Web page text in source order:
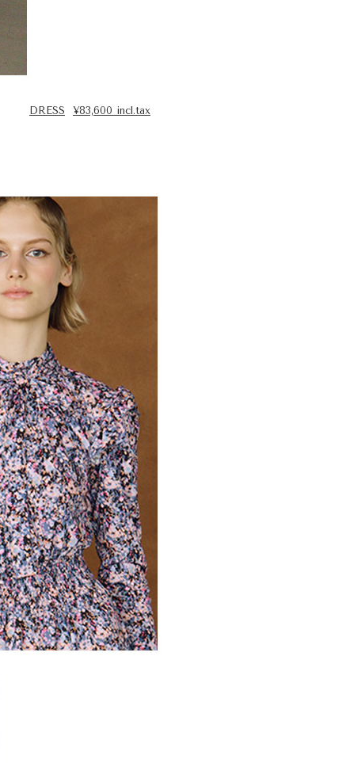
DRESS ¥83,600 incl.tax